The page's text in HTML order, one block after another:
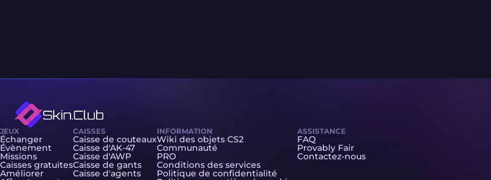
JEUX
Échanger
Évènement
Missions
Caisses gratuites
Améliorer
CAISSES
Caisse de couteaux
Caisse d'AK-47
Caisse d'AWP
Caisse de gants
Caisse d'agents
INFORMATION
Wiki des objets CS2
Communauté
PRO
Conditions des services
Politique de confidentialité
ASSISTANCE
FAQ
Provably Fair
Contactez-nous